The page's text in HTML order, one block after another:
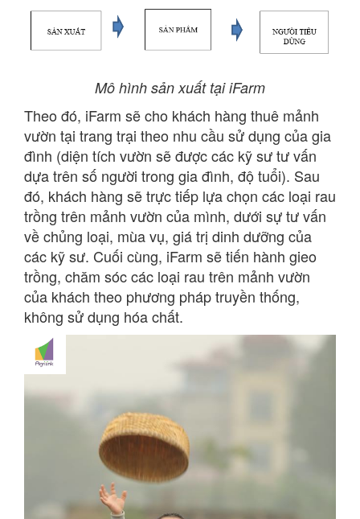
Mô hình sản xuất tại iFarm
Theo đó, iFarm sẽ cho khách hàng thuê mảnh
vườn tại trang trại theo nhu cầu sử dụng của gia
đình (diện tích vườn sẽ được các kỹ sư tư vấn
dựa trên số người trong gia đình, độ tuổi). Sau
đó, khách hàng sẽ trực tiếp lựa chọn các loại rau
trồng trên mảnh vườn của mình, dưới sự tư vấn
về chủng loại, mùa vụ, giá trị dinh dưỡng của
các kỹ sư. Cuối cùng, iFarm sẽ tiến hành gieo
trồng, chăm sóc các loại rau trên mảnh vườn
của khách theo phương pháp truyền thống,
không sử dụng hóa chất.